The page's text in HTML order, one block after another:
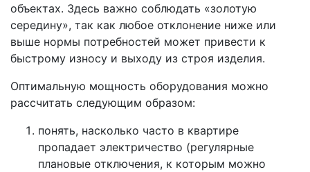
объектах. Здесь важно соблюдать «золотую
середину», так как любое отклонение ниже или
выше нормы потребностей может привести к
быстрому износу и выходу из строя изделия.
Оптимальную мощность оборудования можно
рассчитать следующим образом:
понять, насколько часто в квартире
пропадает электричество (регулярные
плановые отключения, к которым можно